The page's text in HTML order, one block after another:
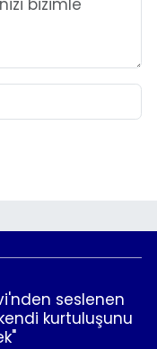
seslenen
kurtuluşunu